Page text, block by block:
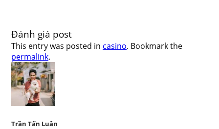
Đánh giá post
This entry was posted in casino. Bookmark the
permalink.
Trần Tấn Luân